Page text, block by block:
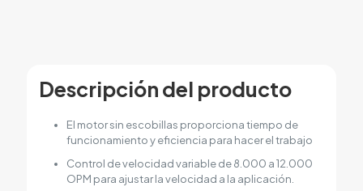
Descripción del producto
El motor sin escobillas proporciona tiempo de
funcionamiento y eficiencia para hacer el trabajo
Control de velocidad variable de 8.000 a 12.000
OPM para ajustar la velocidad a la aplicación.